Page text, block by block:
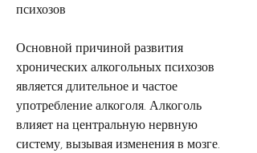
психозов
Основной причиной развития
хронических алкогольных психозов
является длительное и частое
употребление алкоголя. Алкоголь
влияет на центральную нервную
систему, вызывая изменения в мозге.